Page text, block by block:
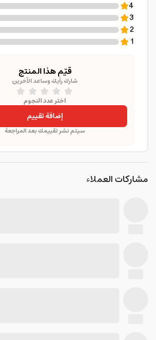
4
3
2
1
قيّم هذا المنتج
شارك رأيك وساعد الآخرين
اختر عدد النجوم
إضافة تقييم
سيتم نشر تقييمك بعد المراجعة
مشاركات العملاء